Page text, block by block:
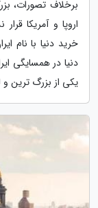
برخلاف تصورات،
اروپا و آمریکا
خرید دنیا با نام
دنیا در همسایگی
یکی از بزرگ ترین